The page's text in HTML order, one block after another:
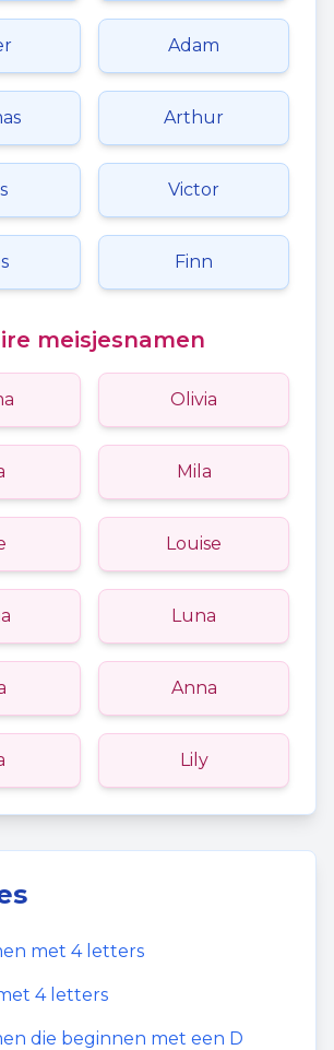
Adam
Arthur
Victor
Finn
meisjesnamen
Olivia
Mila
Louise
Luna
Anna
Lily
met 4letters
4letters
die beginnen met een D